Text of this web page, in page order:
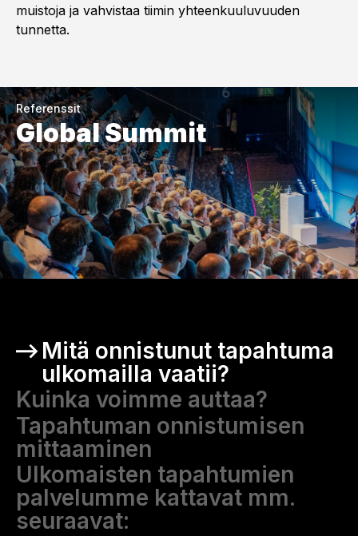
muistoja ja vahvistaa tiimin yhteenkuuluvuuden
tunnetta.
Referenssit
Global Summit
Mitä onnistunut tapahtuma
ulkomailla vaatii?
Kuinka voimme auttaa?
Tapahtuman onnistumisen
mittaaminen
Ulkomaisten tapahtumien
palvelumme kattavat mm.
seuraavat: